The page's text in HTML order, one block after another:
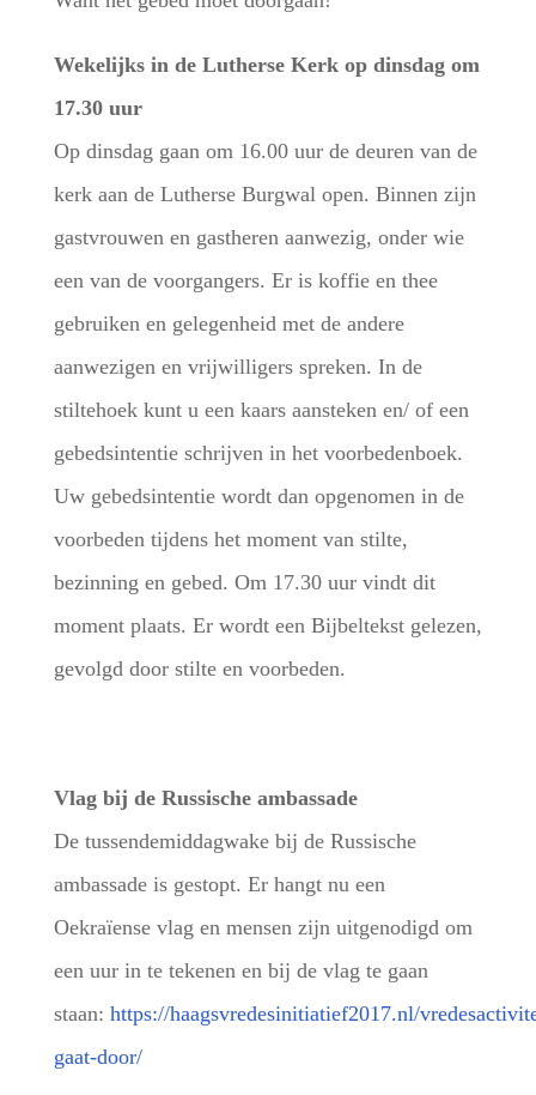
Wekelijks in de Lutherse Kerk op dinsdag om
17.30 uur
Op dinsdag gaan om 16.00 uur de deuren van de
kerk aan de Lutherse Burgwal open. Binnen zijn
gastvrouwen en gastheren aanwezig, onder wie
een van de voorgangers. Er is koffie en thee
gebruiken en gelegenheid met de andere
aanwezigen en vrijwilligers spreken. In de
stiltehoek kunt u een kaars aansteken en/ of een
gebedsintentie schrijven in het voorbedenboek.
Uw gebedsintentie wordt dan opgenomen in de
voorbeden tijdens het moment van stilte,
bezinning en gebed. Om 17.30 uur vindt dit
moment plaats. Er wordt een Bijbeltekst gelezen,
gevolgd door stilte en voorbeden.
Vlag bij de Russische ambassade
De tussendemiddagwake bij de Russische
ambassade is gestopt. Er hangt nu een
Oekraïense vlag en mensen zijn uitgenodigd om
een uur in te tekenen en bij de vlag te gaan
staan: https://haagsvredesinitiatief2017.nl/
gaat-door/